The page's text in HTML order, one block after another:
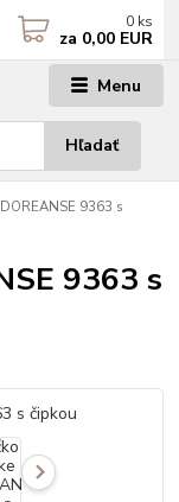
Menu
Hľadať
0 ks
za 0,00 EUR
9363 s
9363 s